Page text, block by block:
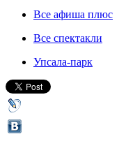
Все афиша плюс
Все спектакли
Упсала-парк